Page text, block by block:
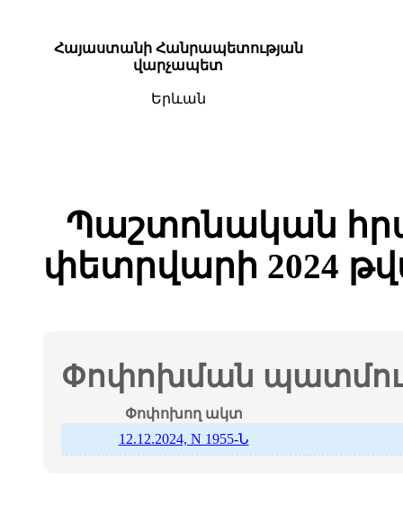
Հայաստանի Հանրապետության
վարչապետ
Երևան
Պաշտոնական
փետրվարի 2024
Փոփոխման
Փոփոխող ակտ
12.12.2024, N 1955-Ն